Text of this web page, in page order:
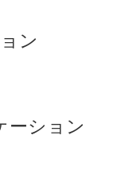
ン
ーション